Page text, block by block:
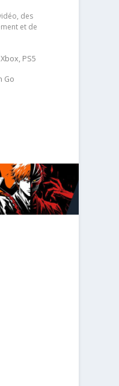
des
et de
PS5
Go